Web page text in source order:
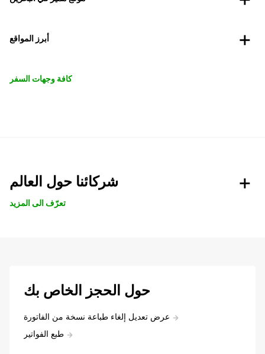
أبرز المواقع
كافة وجهات السفر
شركائنا حول العالم
تعرّف الى المزيد
حول الحجز الخاص بك
عرض تعديل إلغاء طباعة نسخة من الفاتورة
طبع الفواتير